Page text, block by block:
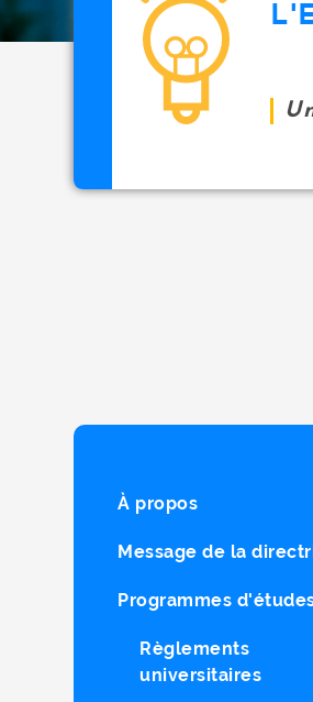
À propos
Message de la
Programmes
Règlements
universitaires